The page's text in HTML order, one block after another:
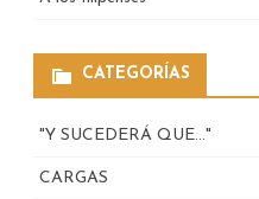
CATEGORÍAS
"Y SUCEDERÁ QUE…"
CARGAS